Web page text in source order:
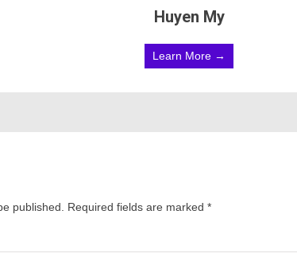
Huyen My
Learn More →
published. Required fields are marked *